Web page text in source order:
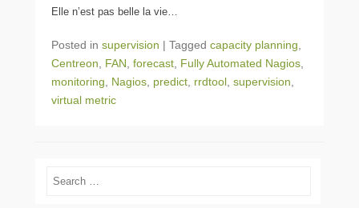
Elle n’est pas belle la vie…
Posted in supervision | Tagged capacity planning,
Centreon, FAN, forecast, Fully Automated Nagios,
monitoring, Nagios, predict, rrdtool, supervision,
virtual metric
Search